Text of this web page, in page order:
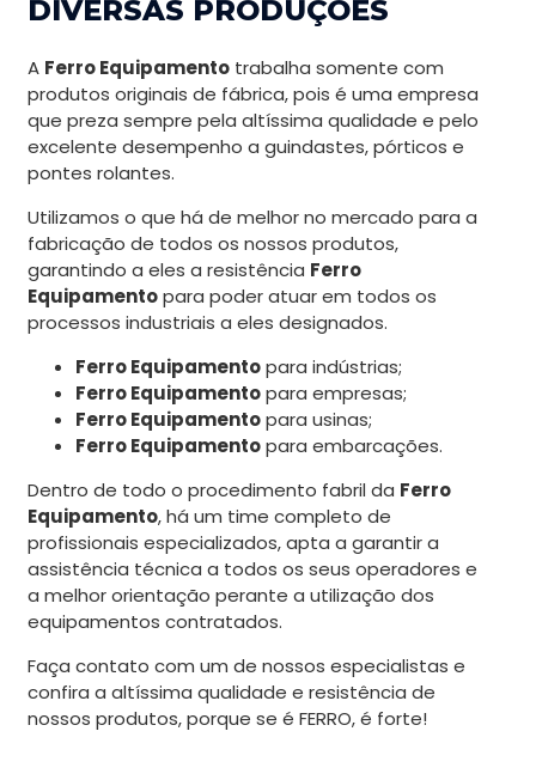
DIVERSAS PRODUÇÕES
A Ferro Equipamento trabalha somente com
produtos originais de fábrica, pois é uma empresa
que preza sempre pela altíssima qualidade e pelo
excelente desempenho a guindastes, pórticos e
pontes rolantes.
Utilizamos o que há de melhor no mercado para a
fabricação de todos os nossos produtos,
garantindo a eles a resistência Ferro
Equipamentopara poder atuar em todos os
processos industriais a eles designados.
Ferro Equipamentopara indústrias;
Ferro Equipamentopara empresas;
Ferro Equipamentopara usinas;
Ferro Equipamentopara embarcações.
Dentro de todo o procedimento fabril da Ferro
Equipamento, há um time completo de
profissionais especializados, apta a garantir a
assistência técnica a todos os seus operadores e
a melhor orientação perante a utilização dos
equipamentos contratados.
Faça contato com um de nossos especialistas e
confira a altíssima qualidade e resistência de
nossos produtos, porque se é FERRO, é forte!